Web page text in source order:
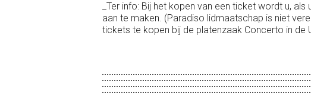
_Ter info: Bij het kopen van een ticket wordt u,
aan te maken. (Paradiso lidmaatschap is niet
tickets te kopen bij de platenzaak Concerto in de